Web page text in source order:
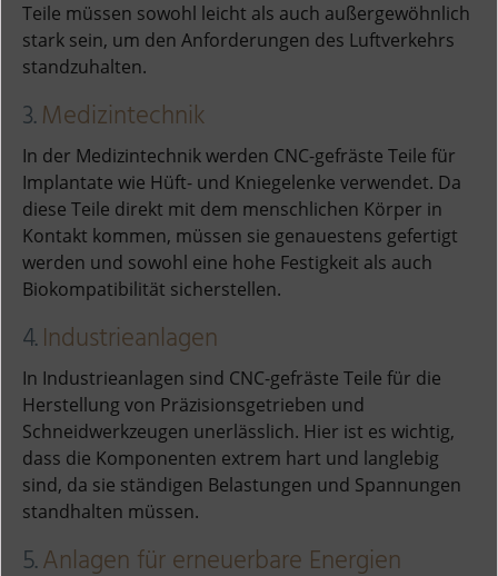
Teile müssen sowohl leicht als auch außergewöhnlich
stark sein, um den Anforderungen des Luftverkehrs
standzuhalten.
3.Medizintechnik
In der Medizintechnik werden CNC-gefräste Teile für
Implantate wie Hüft- und Kniegelenke verwendet. Da
diese Teile direkt mit dem menschlichen Körper in
Kontakt kommen, müssen sie genauestens gefertigt
werden und sowohl eine hohe Festigkeit als auch
Biokompatibilität sicherstellen.
4.Industrieanlagen
In Industrieanlagen sind CNC-gefräste Teile für die
Herstellung von Präzisionsgetrieben und
Schneidwerkzeugen unerlässlich. Hier ist es wichtig,
dass die Komponenten extrem hart und langlebig
sind, da sie ständigen Belastungen und Spannungen
standhalten müssen.
5.Anlagen für erneuerbare Energien